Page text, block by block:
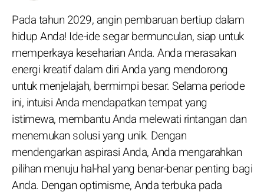
Pada tahun 2029, angin pembaruan bertiup dalam
hidup Anda! Ide-ide segar bermunculan, siap untuk
memperkaya keseharian Anda. Anda merasakan
energi kreatif dalam diri Anda yang mendorong
untuk menjelajah, bermimpi besar. Selama periode
ini, intuisi Anda mendapatkan tempat yang
istimewa, membantu Anda melewati rintangan dan
menemukan solusi yang unik. Dengan
mendengarkan aspirasi Anda, Anda mengarahkan
pilihan menuju hal-hal yang benar-benar penting bagi
Anda. Dengan optimisme, Anda terbuka pada